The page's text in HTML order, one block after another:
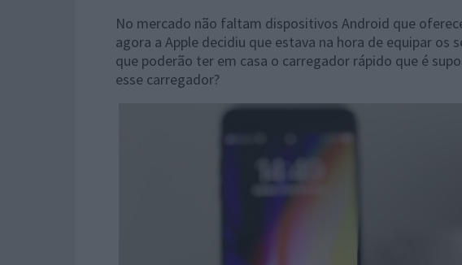
No mercado não faltam dispositivos Android que
agora a Apple decidiu que estava na hora de equipar os
que poderão ter em casa o carregador rápido que é
esse carregador?